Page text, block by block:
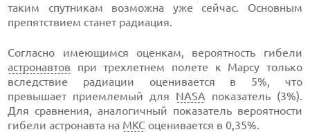
таким спутникам возможна уже сейчас. Основным
препятствием станет радиация.
Согласно имеющимся оценкам, вероятность гибели
астронавтов при трехлетнем полете к Марсу только
вследствие радиации оценивается в 5%, что
превышает приемлемый для NASA показатель (3%).
Для сравнения, аналогичный показатель вероятности
гибели астронавта на МКС оценивается в 0,35%.